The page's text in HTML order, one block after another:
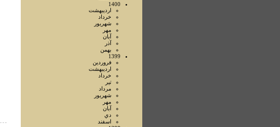
1400
ارديبهشت
خرداد
شهريور
مهر
آبان
آذر
بهمن
1399
فروردين
ارديبهشت
خرداد
تير
مرداد
شهريور
مهر
آبان
دي
اسفند